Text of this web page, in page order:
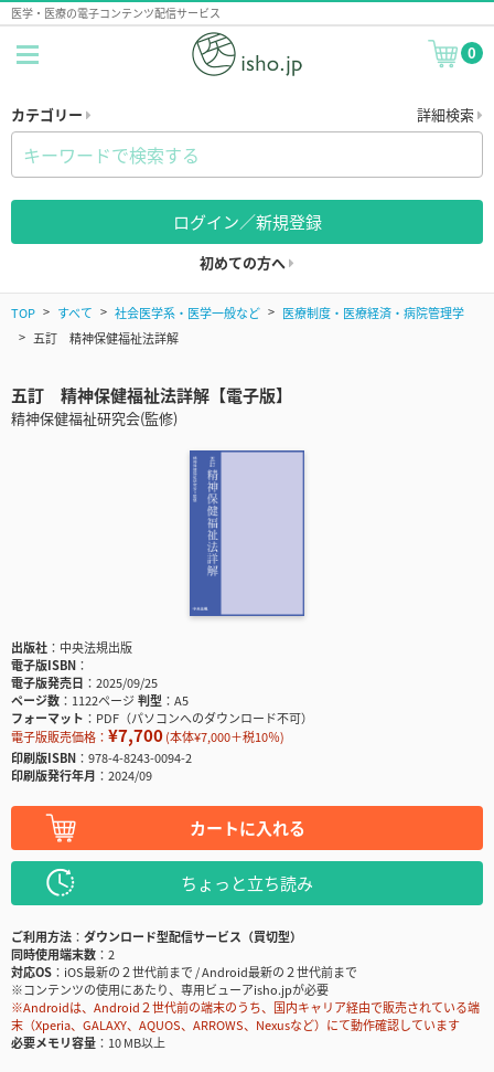
医学・医療の電子コンテンツ配信サービス
0
カテゴリー 詳細検索
ログイン／新規登録
初めての方へ
TOP すべて 社会医学系・医学一般など
医療制度・医療経済・病院管理学
五訂 精神保健福祉法詳解
五訂 精神保健福祉法詳解【電子版】
精神保健福祉研究会(監修)
出版社
中央法規出版
電子版ISBN
電子版発売日
2025/09/25
ページ数
1122ページ判型
A5
フォーマット
PDF（パソコンへのダウンロード不可）
電子版販売価格： ¥7,700(本体¥7,000＋税10％)
印刷版ISBN
978-4-8243-0094-2
印刷版発行年月
2024/09
カートに入れる
ちょっと立ち読み
ご利用方法
ダウンロード型配信サービス（買切型）
同時使用端末数
2
対応OS
iOS最新の２世代前まで / Android最新の２世代前まで
※コンテンツの使用にあたり、専用ビューアisho.jpが必要
※Androidは、Android２世代前の端末のうち、国内キャリア経由で販売されている端
末（Xperia、GALAXY、AQUOS、ARROWS、Nexusなど）にて動作確認しています
必要メモリ容量
10 MB以上